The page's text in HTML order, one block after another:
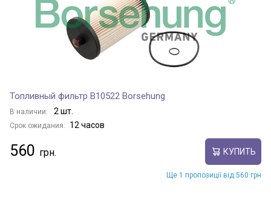
Топливный фильтр B10522 Borsehung
В наличии: 2 шт.
Срок ожидания: 12 часов
560 КУПИТЬ
Ще 1 пропозиції від 560 грн